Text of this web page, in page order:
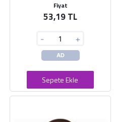
Fiyat
53,19 TL
- +
AD
Sepete Ekle